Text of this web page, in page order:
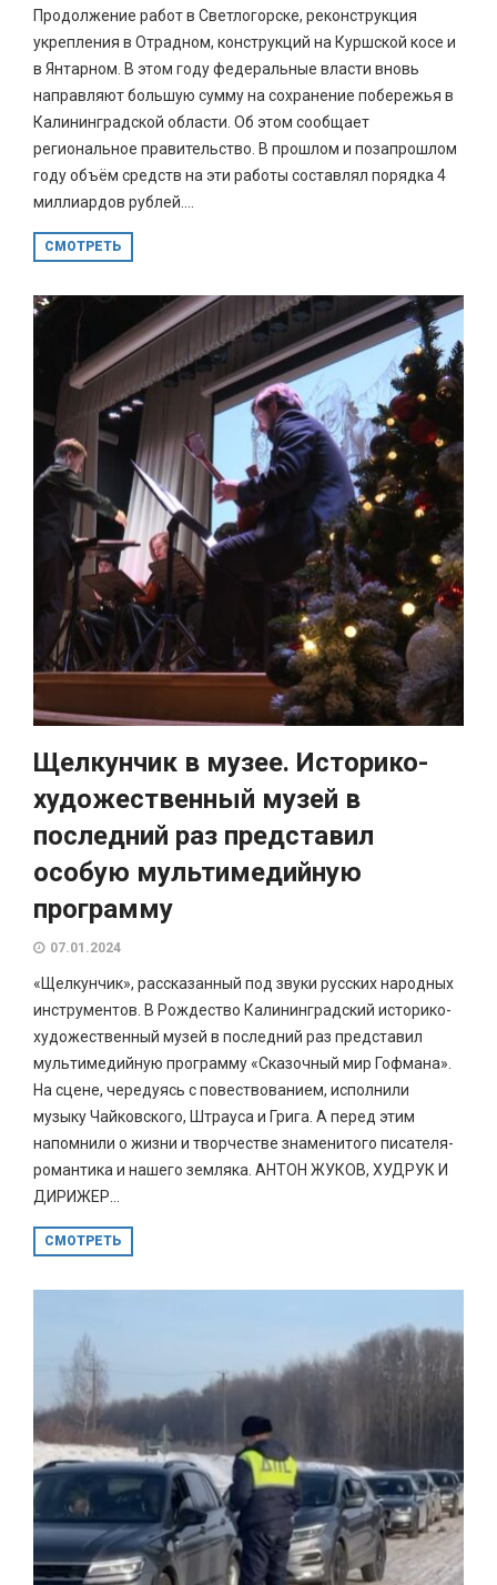
Продолжение работ в Светлогорске, реконструкция
укрепления в Отрадном, конструкций на Куршской косе и
в Янтарном. В этом году федеральные власти вновь
направляют большую сумму на сохранение побережья в
Калининградской области. Об этом сообщает
региональное правительство. В прошлом и позапрошлом
году объём средств на эти работы составлял порядка 4
миллиардов рублей....
СМОТРЕТЬ
Щелкунчик в музее. Историко-
художественный музей в
последний раз представил
особую мультимедийную
программу
07.01.2024
«Щелкунчик», рассказанный под звуки русских народных
инструментов. В Рождество Калининградский историко-
художественный музей в последний раз представил
мультимедийную программу «Сказочный мир Гофмана».
На сцене, чередуясь с повествованием, исполнили
музыку Чайковского, Штрауса и Грига. А перед этим
напомнили о жизни и творчестве знаменитого писателя-
романтика и нашего земляка. АНТОН ЖУКОВ, ХУДРУК И
ДИРИЖЕР...
СМОТРЕТЬ